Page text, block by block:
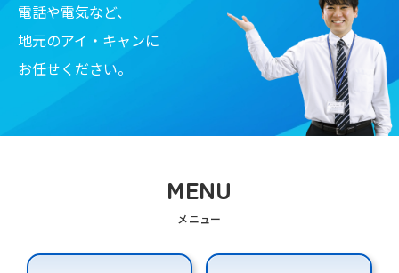
電話や電気など、
地元のアイ・キャンに
お任せください。
MENU